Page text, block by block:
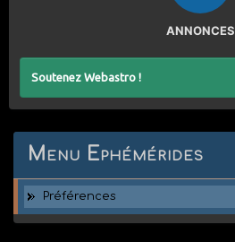
ANNONCES
Soutenez Webastro !
Menu Ephémérides
Préférences